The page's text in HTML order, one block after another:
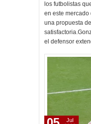
los futbolistas
en este mercado
una propuesta
el defensor
Jul